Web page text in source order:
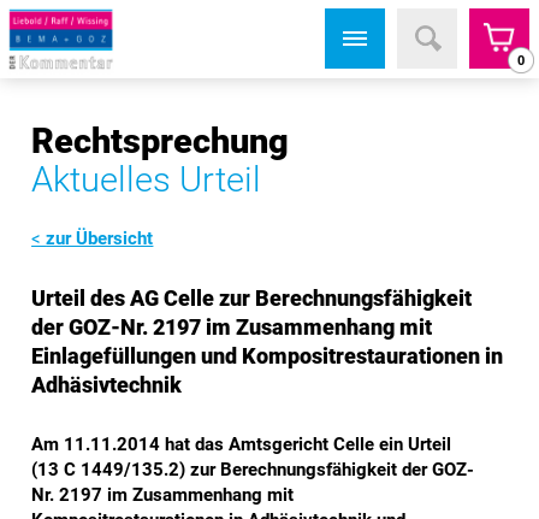
0
Rechtsprechung
Aktuelles Urteil
zur Übersicht
Urteil des AG Celle zur Berechnungsfähigkeit
der GOZ-Nr. 2197 im Zusammenhang mit
Einlagefüllungen und Kompositrestaurationen in
Adhäsivtechnik
Am 11.11.2014 hat das Amtsgericht Celle ein Urteil
(13 C 1449/135.2) zur Berechnungsfähigkeit der GOZ-
Nr. 2197 im Zusammenhang mit